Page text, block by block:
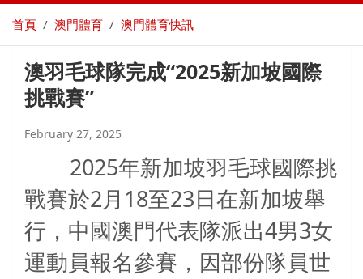
首頁 澳門體育 澳門體育快訊
澳羽毛球隊完成“2025新加坡國際
挑戰賽”
February 27, 2025
2025年新加坡羽毛球國際挑
戰賽於2月 18至23 日在新加坡舉
行，中國澳門代表隊派出4男3女
運動員報名參賽，因部份隊員世